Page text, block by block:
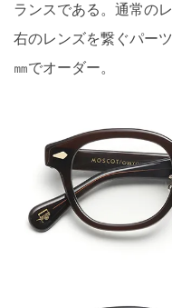
ランスである。通常の
右のレンズを繋ぐパー
㎜でオーダー。